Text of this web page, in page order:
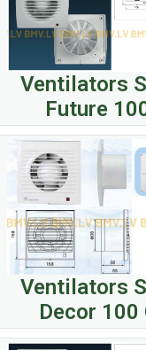
Ventilators
Future
Ventilators
Decor 100